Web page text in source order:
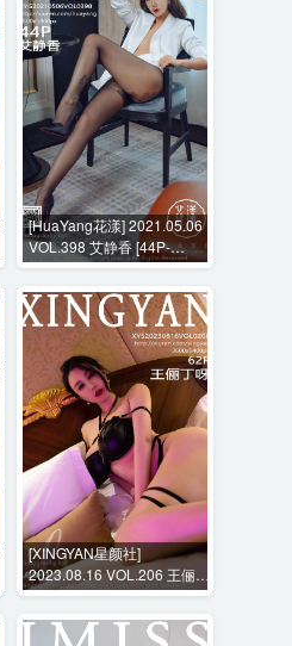
[HuaYang花漾] 2021.05.06
VOL.398 艾静香 [44P-
490MB]
[XINGYAN星颜社]
2023.08.16 VOL.206 王俪丁
呀 [62P-594MB]